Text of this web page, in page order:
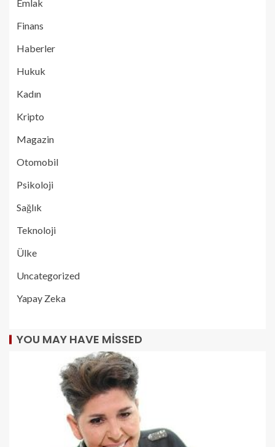
Emlak
Finans
Haberler
Hukuk
Kadın
Kripto
Magazin
Otomobil
Psikoloji
Sağlık
Teknoloji
Ülke
Uncategorized
Yapay Zeka
YOU MAY HAVE MISSED